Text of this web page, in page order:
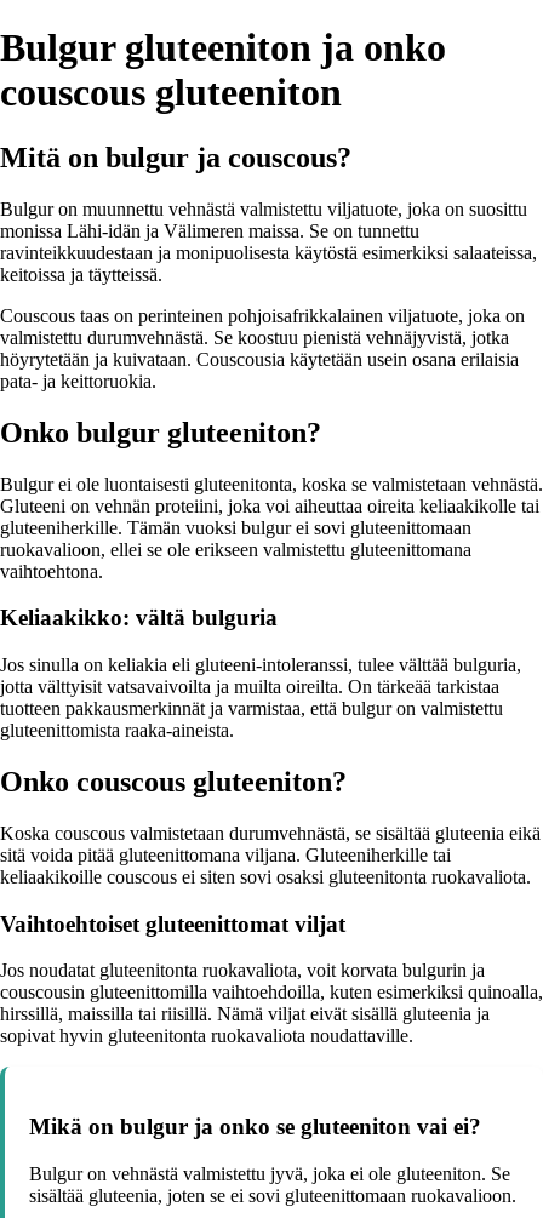
Bulgur gluteeniton ja onko
couscous gluteeniton
Mitä on bulgur ja couscous?
Bulgur on muunnettu vehnästä valmistettu viljatuote, joka on suosittu
monissa Lähi-idän ja Välimeren maissa. Se on tunnettu
ravinteikkuudestaan ja monipuolisesta käytöstä esimerkiksi salaateissa,
keitoissa ja täytteissä.
Couscous taas on perinteinen pohjoisafrikkalainen viljatuote, joka on
valmistettu durumvehnästä. Se koostuu pienistä vehnäjyvistä, jotka
höyrytetään ja kuivataan. Couscousia käytetään usein osana erilaisia
pata- ja keittoruokia.
Onko bulgur gluteeniton?
Bulgur ei ole luontaisesti gluteenitonta, koska se valmistetaan vehnästä.
Gluteeni on vehnän proteiini, joka voi aiheuttaa oireita keliaakikolle tai
gluteeniherkille. Tämän vuoksi bulgur ei sovi gluteenittomaan
ruokavalioon, ellei se ole erikseen valmistettu gluteenittomana
vaihtoehtona.
Keliaakikko: vältä bulguria
Jos sinulla on keliakia eli gluteeni-intoleranssi, tulee välttää bulguria,
jotta välttyisit vatsavaivoilta ja muilta oireilta. On tärkeää tarkistaa
tuotteen pakkausmerkinnät ja varmistaa, että bulgur on valmistettu
gluteenittomista raaka-aineista.
Onko couscous gluteeniton?
Koska couscous valmistetaan durumvehnästä, se sisältää gluteenia eikä
sitä voida pitää gluteenittomana viljana. Gluteeniherkille tai
keliaakikoille couscous ei siten sovi osaksi gluteenitonta ruokavaliota.
Vaihtoehtoiset gluteenittomat viljat
Jos noudatat gluteenitonta ruokavaliota, voit korvata bulgurin ja
couscousin gluteenittomilla vaihtoehdoilla, kuten esimerkiksi quinoalla,
hirssillä, maissilla tai riisillä. Nämä viljat eivät sisällä gluteenia ja
sopivat hyvin gluteenitonta ruokavaliota noudattaville.
Mikä on bulgur ja onko se gluteeniton vai ei?
Bulgur on vehnästä valmistettu jyvä, joka ei ole gluteeniton. Se
sisältää gluteenia, joten se ei sovi gluteenittomaan ruokavalioon.